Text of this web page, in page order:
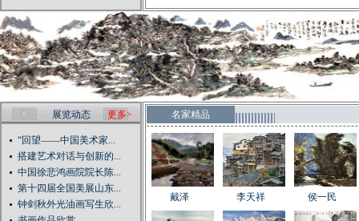
展览动态 更多>
“回望——中国美术家...
搭建艺术对话与创新的...
中国徐悲鸿画院院长陈...
第十四届全国美展山东...
钟剑秋外光油画写生欣...
名家精品
戴泽 李天祥 侯一民